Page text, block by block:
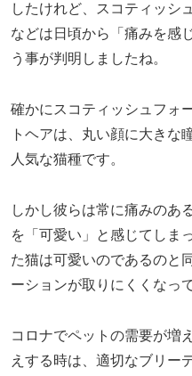
したけれど、スコティッシ
などは日頃から「痛みを感
う事が判明しましたね。
確かにスコティッシュフォ
トヘアは、丸い顔に大きな
人気な猫種です。
しかし彼らは常に痛みのあ
を「可愛い」と感じてしま
た猫は可愛いのであるのと
ーションが取りにくくなっ
コロナでペットの需要が増
えする時は、適切なブリー